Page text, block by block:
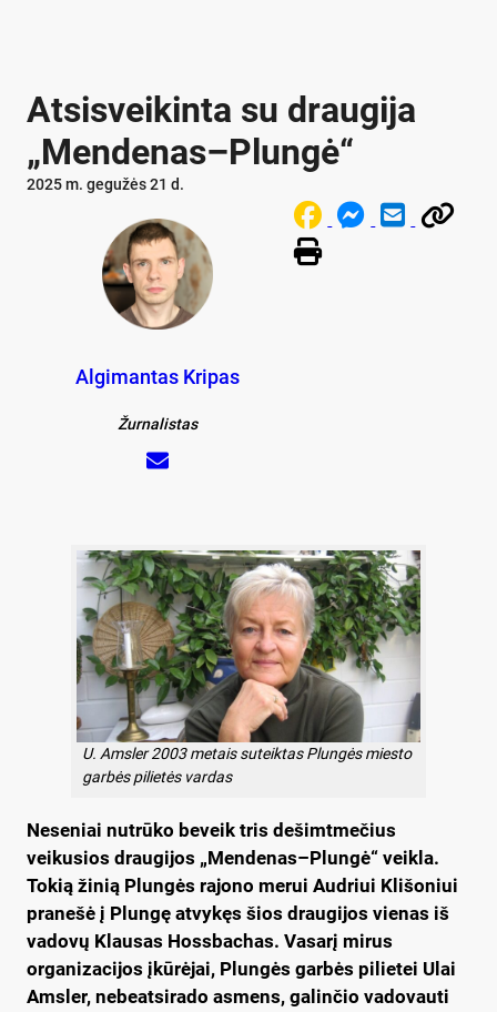
Atsisveikinta su draugija
„Mendenas–Plungė“
2025 m. gegužės 21 d.
Algimantas Kripas
Žurnalistas
U. Amsler 2003 metais suteiktas Plungės miesto
garbės pilietės vardas
Neseniai nutrūko beveik tris dešimtmečius
veikusios draugijos „Mendenas–Plungė“ veikla.
Tokią žinią Plungės rajono merui Audriui Klišoniui
pranešė į Plungę atvykęs šios draugijos vienas iš
vadovų Klausas Hossbachas. Vasarį mirus
organizacijos įkūrėjai, Plungės garbės pilietei Ulai
Amsler, nebeatsirado asmens, galinčio vadovauti